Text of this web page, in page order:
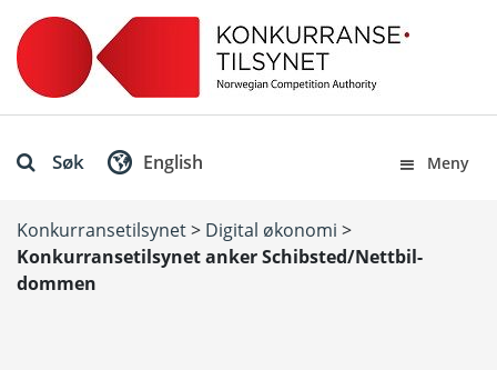
Søk Meny
English
Konkurransetilsynet> Digital økonomi >
Konkurransetilsynet anker Schibsted/Nettbil-
dommen